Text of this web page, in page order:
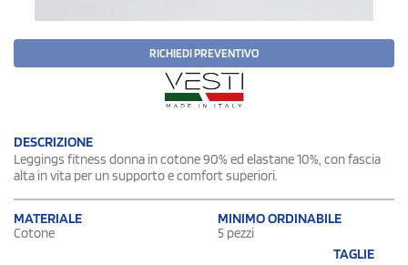
RICHIEDI PREVENTIVO
DESCRIZIONE
Leggings fitness donna in cotone 90% ed elastane 10%, con fascia
alta in vita per un supporto e comfort superiori.
MATERIALE
Cotone
MINIMO ORDINABILE
5 pezzi
TAGLIE